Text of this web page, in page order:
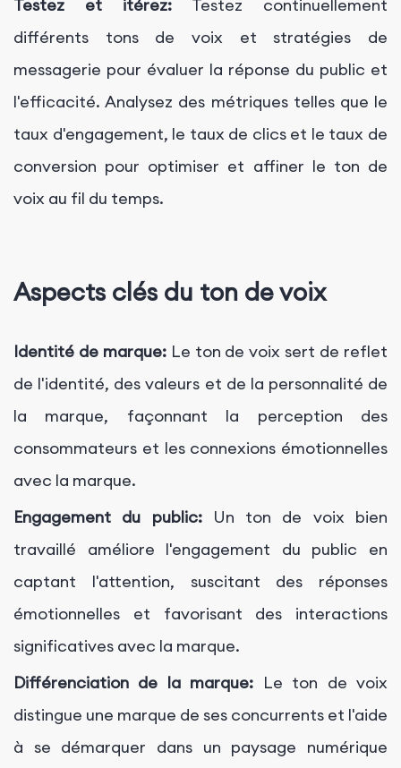
Testez et itérez: Testez continuellement
différents tons de voix et stratégies de
messagerie pour évaluer la réponse du public et
l'efficacité. Analysez des métriques telles que le
taux d'engagement, le taux de clics et le taux de
conversion pour optimiser et affiner le ton de
voix au fil du temps.
Aspects clés du ton de voix
Identité de marque:Le ton de voix sert de reflet
de l'identité, des valeurs et de la personnalité de
la marque, façonnant la perception des
consommateurs et les connexions émotionnelles
avec la marque.
Engagement du public:Un ton de voix bien
travaillé améliore l'engagement du public en
captant l'attention, suscitant des réponses
émotionnelles et favorisant des interactions
significatives avec la marque.
Différenciation de la marque: Le ton de voix
distingue une marque de ses concurrents et l'aide
à se démarquer dans un paysage numérique